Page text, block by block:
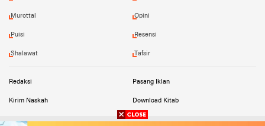
Murottal Opini
Puisi Resensi
Shalawat Tafsir
Redaksi Pasang Iklan
Kirim Naskah Download Kitab